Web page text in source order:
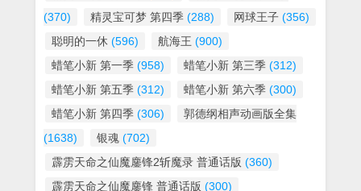
(370)
精灵宝可梦 第四季 (288) 网球王子 (356)
聪明的一休 (596) 航海王 (900)
蜡笔小新 第一季 (958) 蜡笔小新 第三季 (312)
蜡笔小新 第五季 (312) 蜡笔小新 第六季 (300)
蜡笔小新 第四季 (306)
郭德纲相声动画版全集
(1638)
银魂 (702)
霹雳天命之仙魔鏖锋2斩魔录 普通话版 (360)
霹雳天命之仙魔鏖锋 普通话版 (300)